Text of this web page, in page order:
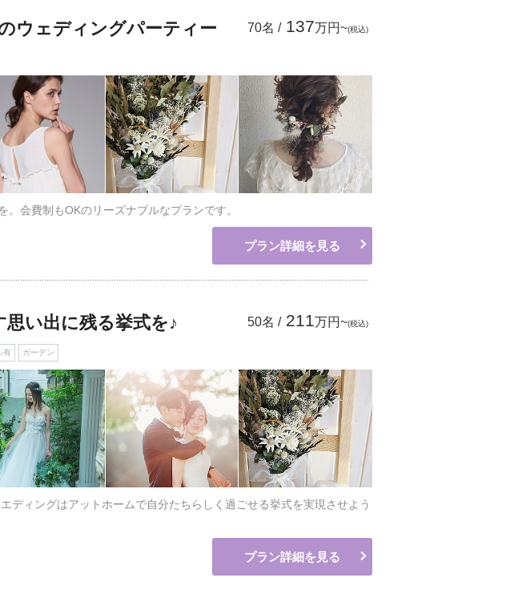
ウェディングパーティー 70名 /137万円~(税込)
会費制もOKのリーズナブルなプランです。
プラン詳細を見る
い出に残る挙式を♪
有 ガーデン
50名 /211万円~(税込)
ィングはアットホームで自分たちらしく過ごせる挙式を実現させよう
プラン詳細を見る